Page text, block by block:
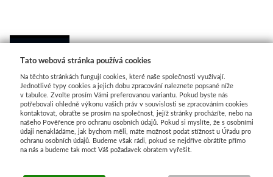
POPIS ZBOŽÍ DISKUSE
Dekorační látka-organzaolivově zelená
rozměry: šíře 36-40 cm,
délka 10Y (cca 9,2 m)
Tato webová stránka používá cookies
Na těchto stránkách fungují cookies, které naše společnosti využívají.
Jednotlivé typy cookies a jejich dobu zpracování naleznete popsané níže
v tabulce. Zvolte prosím Vámi preferovanou variantu. Pokud byste nás
potřebovali ohledně výkonu vašich práv v souvislosti se zpracováním cookies
kontaktovat, obraťte se prosím na společnost, jejíž stránky procházíte, nebo na
našeho Pověřence pro ochranu osobních údajů. Pokud si myslíte, že s osobními
údaji nenakládáme, jak bychom měli, máte možnost podat stížnost u Úřadu pro
ochranu osobních údajů. Budeme však rádi, pokud se nejdříve obrátíte přímo
na nás a budeme tak moct Váš požadavek obratem vyřešit.